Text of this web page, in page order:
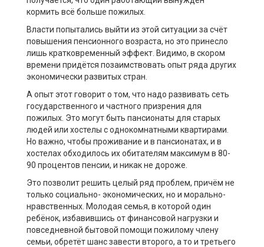
кормить всё больше пожилых.
Власти попытались выйти из этой ситуации за счёт
повышения пенсионного возраста, но это принесло
лишь кратковременный эффект. Видимо, в скором
времени придётся позаимствовать опыт ряда других
экономически развитых стран.
А опыт этот говорит о том, что надо развивать сеть
государственного и частного призрения для
пожилых. Это могут быть пансионаты для старых
людей или хостелы с однокомнатными квартирами.
Но важно, чтобы проживание и в пансионатах, и в
хостелах обходилось их обитателям максимум в 80-
90 процентов пенсии, и никак не дороже.
Это позволит решить целый ряд проблем, причём не
только социально- экономических, но и морально-
нравственных. Молодая семья, в которой один
ребёнок, избавившись от финансовой нагрузки и
повседневной бытовой помощи пожилому члену
семьи, обретёт шанс завести второго, а то и третьего